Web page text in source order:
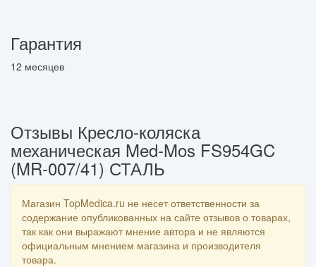
Гарантия
12 месяцев
Отзывы Кресло-коляска
механическая Med-Mos FS954GC
(MR-007/41) СТАЛЬ
Магазин TopMedica.ru не несет ответственности за
содержание опубликованных на сайте отзывов о товарах,
так как они выражают мнение автора и не являются
официальным мнением магазина и производителя
товара.